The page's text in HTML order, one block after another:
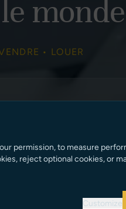
• LOUER
permission, to measure
reject optional cookies, or
Customize